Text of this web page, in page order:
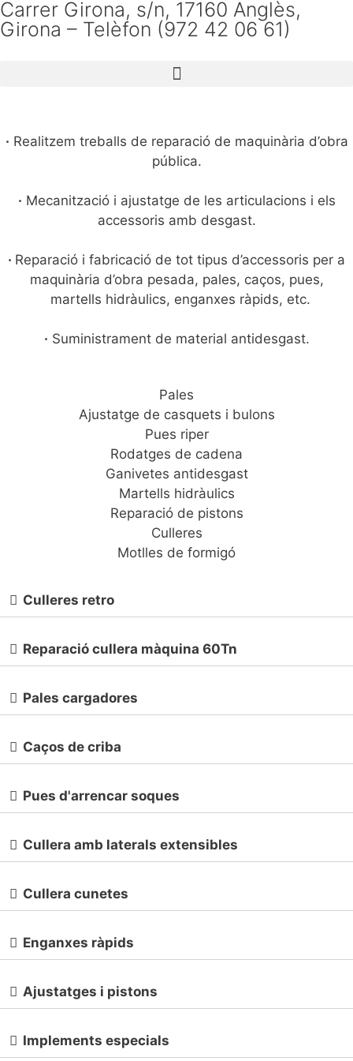
Carrer Girona, s/n, 17160 Anglès,
Girona – Telèfon (972 42 06 61)
Maquinària d'obra pública
· Realitzem treballs de reparació de maquinària d’obra
pública.
· Mecanització i ajustatge de les articulacions i els
accessoris amb desgast.
· Reparació i fabricació de tot tipus d’accessoris per a
maquinària d’obra pesada, pales, caços, pues,
martells hidràulics, enganxes ràpids, etc.
· Suministrament de material antidesgast.
Pales
Ajustatge de casquets i bulons
Pues riper
Rodatges de cadena
Ganivetes antidesgast
Martells hidràulics
Reparació de pistons
Culleres
Motlles de formigó
Culleres retro
Reparació cullera màquina 60Tn
Pales cargadores
Caços de criba
Pues d'arrencar soques
Cullera amb laterals extensibles
Cullera cunetes
Enganxes ràpids
Ajustatges i pistons
Implements especials